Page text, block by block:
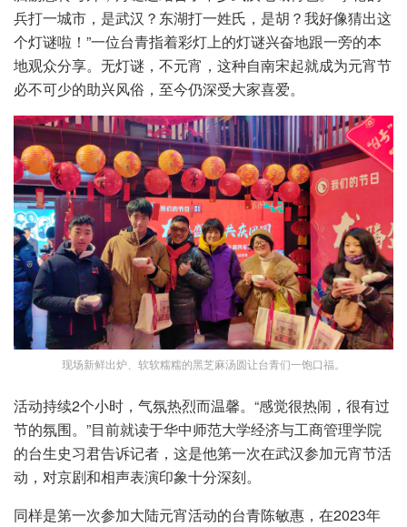
兵打一城市，是武汉？东湖打一姓氏，是胡？我好像猜出这
个灯谜啦！”一位台青指着彩灯上的灯谜兴奋地跟一旁的本
地观众分享。无灯谜，不元宵，这种自南宋起就成为元宵节
必不可少的助兴风俗，至今仍深受大家喜爱。
现场新鲜出炉、软软糯糯的黑芝麻汤圆让台青们一饱口福。
活动持续2个小时，气氛热烈而温馨。“感觉很热闹，很有过
节的氛围。”目前就读于华中师范大学经济与工商管理学院
的台生史习君告诉记者，这是他第一次在武汉参加元宵节活
动，对京剧和相声表演印象十分深刻。
同样是第一次参加大陆元宵活动的台青陈敏惠，在2023年